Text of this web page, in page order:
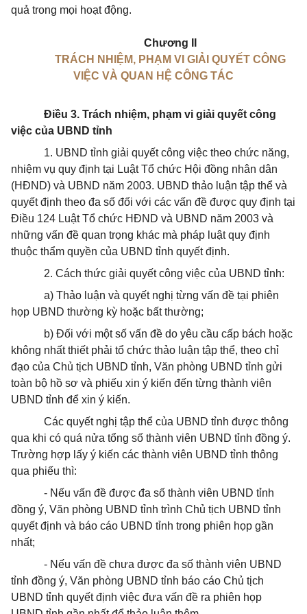
quả trong mọi hoạt động.
Chương II
TRÁCH NHIỆM, PHẠM VI GIẢI QUYẾT CÔNG
VIỆC VÀ QUAN HỆ CÔNG TÁC
Điều 3. Trách nhiệm, phạm vi giải quyết công
việc của UBND tỉnh
1. UBND tỉnh giải quyết công việc theo chức năng,
nhiệm vụ quy định tại Luật Tổ chức Hội đồng nhân dân
(HĐND) và UBND năm 2003. UBND thảo luận tập thể và
quyết định theo đa số đối với các vấn đề được quy định tại
Điều 124 Luật Tổ chức HĐND và UBND năm 2003 và
những vấn đề quan trọng khác mà pháp luật quy định
thuộc thẩm quyền của UBND tỉnh quyết định.
2. Cách thức giải quyết công việc của UBND tỉnh:
a) Thảo luận và quyết nghị từng vấn đề tại phiên
họp UBND thường kỳ hoặc bất thường;
b) Đối với một số vấn đề do yêu cầu cấp bách hoặc
không nhất thiết phải tổ chức thảo luận tập thể, theo chỉ
đạo của Chủ tịch UBND tỉnh, Văn phòng UBND tỉnh gửi
toàn bộ hồ sơ và phiếu xin ý kiến đến từng thành viên
UBND tỉnh để xin ý kiến.
Các quyết nghị tập thể của UBND tỉnh được thông
qua khi có quá nửa tổng số thành viên UBND tỉnh đồng ý.
Trường hợp lấy ý kiến các thành viên UBND tỉnh thông
qua phiếu thì:
- Nếu vấn đề được đa số thành viên UBND tỉnh
đồng ý, Văn phòng UBND tỉnh trình Chủ tịch UBND tỉnh
quyết định và báo cáo UBND tỉnh trong phiên họp gần
nhất;
- Nếu vấn đề chưa được đa số thành viên UBND
tỉnh đồng ý, Văn phòng UBND tỉnh báo cáo Chủ tịch
UBND tỉnh quyết định việc đưa vấn đề ra phiên họp